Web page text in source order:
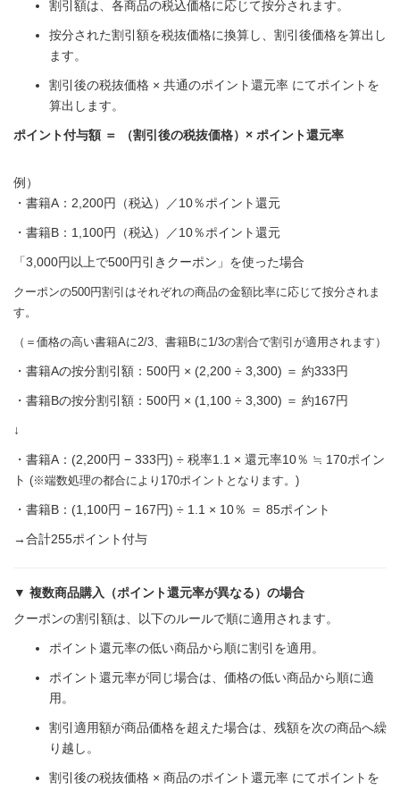
割引額は、各商品の税込価格に応じて按分されます。
按分された割引額を税抜価格に換算し、割引後価格を算出し
ます。
割引後の税抜価格 × 共通のポイント還元率 にてポイントを
算出します。
ポイント付与額 ＝ （割引後の税抜価格）× ポイント還元率
例）
・書籍A：2,200円（税込）／10％ポイント還元
・書籍B：1,100円（税込）／10％ポイント還元
「3,000円以上で500円引きクーポン」を使った場合
クーポンの500円割引はそれぞれの商品の金額比率に応じて按分されま
す。
（＝価格の高い書籍Aに2/3、書籍Bに1/3の割合で割引が適用されます）
・書籍Aの按分割引額：500円 × (2,200 ÷ 3,300) ＝ 約333円
・書籍Bの按分割引額：500円 × (1,100 ÷ 3,300) ＝ 約167円
↓
・書籍A：(2,200円 − 333円) ÷ 税率1.1 × 還元率10％ ≒ 170ポイン
ト (※端数処理の都合により170ポイントとなります。)
・書籍B：(1,100円 − 167円) ÷ 1.1 × 10％ ＝ 85ポイント
→合計255ポイント付与
▼ 複数商品購入（ポイント還元率が異なる）の場合
クーポンの割引額は、以下のルールで順に適用されます。
ポイント還元率の低い商品から順に割引を適用。
ポイント還元率が同じ場合は、価格の低い商品から順に適
用。
割引適用額が商品価格を超えた場合は、残額を次の商品へ繰
り越し。
割引後の税抜価格 × 商品のポイント還元率 にてポイントを